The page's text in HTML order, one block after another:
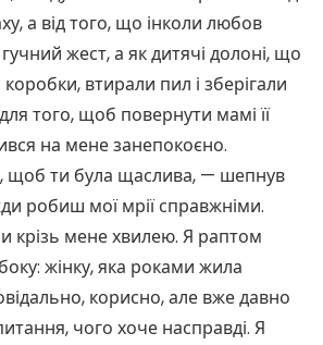
а від того, що інколи любов
жест, а як дитячі долоні, що
втирали пил і зберігали
того, щоб повернути мамі її
на мене занепокоєно.
щоб ти була щаслива, — шепнув
робиш мої мрії справжніми.
крізь мене хвилею. Я раптом
жінку, яка роками жила
корисно, але вже давно
чого хоче насправді. Я